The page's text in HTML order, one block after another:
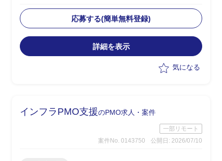
・英語圏出身のPMのもと進捗管理、ア
イデアのとりまとめ
・各ステークホルダとの英語によるコミ
ュニケーション
応募する(簡単無料登録)
詳細を表示
気になる
インフラPMO支援のPMO求人・案件
一部リモート
案件No. 0143750
公開日: 2026/07/10